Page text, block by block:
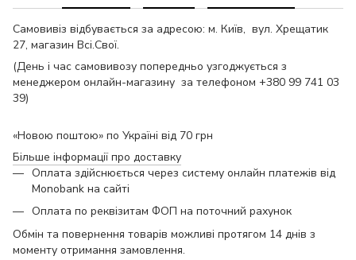
Самовивіз відбувається за адресою: м. Київ, вул. Хрещатик
27, магазин Всі.Свої.
(День і час самовивозу попередньо узгоджується з
менеджером онлайн-магазину за телефоном +380 99 741 03
39)
«Новою поштою» по Україні від 70 грн
Більше інформації про доставку
Оплата здійснюється через систему онлайн платежів від
Monobank на сайті
Оплата по реквізитам ФОП на поточний рахунок
Обмін та повернення товарів можливі протягом 14 днів з
моменту отримання замовлення.